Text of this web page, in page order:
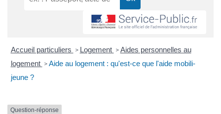
Accueil particuliers > Logement > Aides personnelles au
logement > Aide au logement : qu'est-ce que l'aide mobili-
jeune ?
Question-réponse